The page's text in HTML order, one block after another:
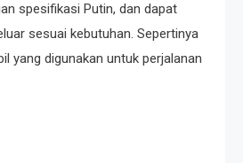
spesifikasi Putin, dan dapat
sesuai kebutuhan. Sepertinya
yang digunakan untuk perjalanan